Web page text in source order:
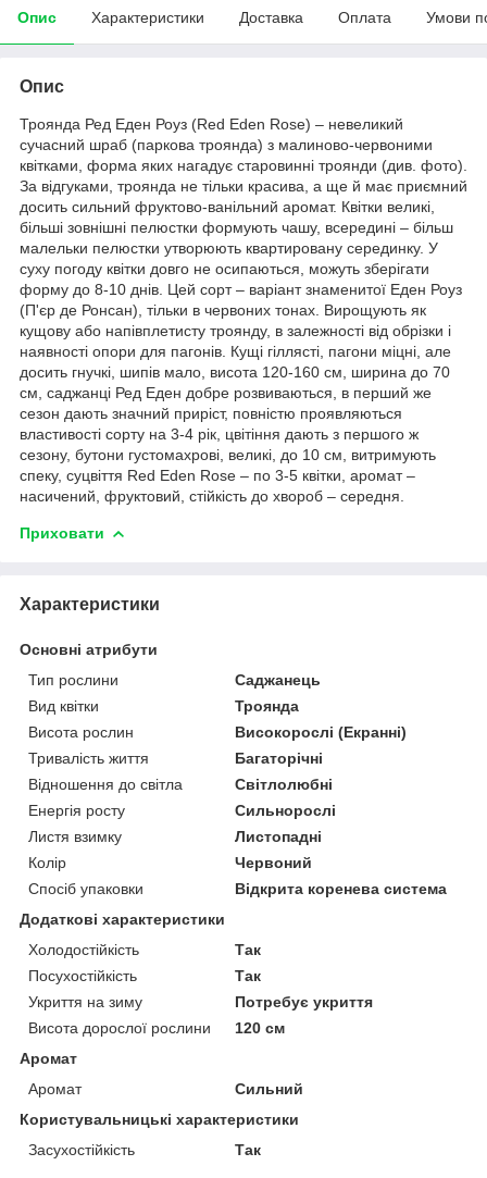
Опис Характеристики Доставка Оплата Умови
Опис
Троянда Ред Еден Роуз (Red Eden Rose) – невеликий
сучасний шраб (паркова троянда) з малиново-червоними
квітками, форма яких нагадує старовинні троянди (див. фото).
За відгуками, троянда не тільки красива, а ще й має приємний
досить сильний фруктово-ванільний аромат. Квітки великі,
більші зовнішні пелюстки формують чашу, всередині – більш
малельки пелюстки утворюють квартировану серединку. У
суху погоду квітки довго не осипаються, можуть зберігати
форму до 8-10 днів. Цей сорт – варіант знаменитої Еден Роуз
(П'єр де Ронсан), тільки в червоних тонах. Вирощують як
кущову або напівплетисту троянду, в залежності від обрізки і
наявності опори для пагонів. Кущі гіллясті, пагони міцні, але
досить гнучкі, шипів мало, висота 120-160 см, ширина до 70
см, саджанці Ред Еден добре розвиваються, в перший же
сезон дають значний приріст, повністю проявляються
властивості сорту на 3-4 рік, цвітіння дають з першого ж
сезону, бутони густомахрові, великі, до 10 см, витримують
спеку, суцвіття Red Eden Rose – по 3-5 квітки, аромат –
насичений, фруктовий, стійкість до хвороб – середня.
Приховати
Характеристики
Основні атрибути
Тип рослини
Саджанець
Вид квітки
Троянда
Висота рослин
Високорослі (Екранні)
Тривалість життя
Багаторічні
Відношення до світла
Світлолюбні
Енергія росту
Сильнорослі
Листя взимку
Листопадні
Колір
Червоний
Спосіб упаковки
Відкрита коренева система
Додаткові характеристики
Холодостійкість
Так
Посухостійкість
Так
Укриття на зиму
Потребує укриття
Висота дорослої рослини
120 см
Аромат
Аромат
Сильний
Користувальницькі характеристики
Засухостійкість
Так